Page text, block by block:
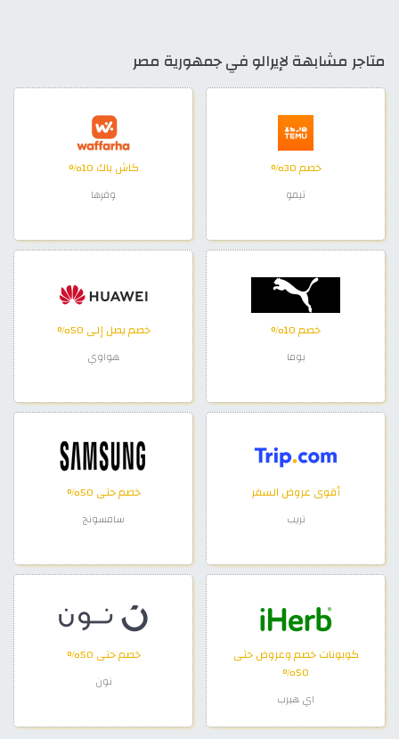
متاجر مشابهة لإيرالو في جمهورية مصر
خصم 30%
تيمو
كاش باك 10%
وفرها
خصم 10%
بوما
خصم يصل إلى 50%
هواوي
أقوى عروض السفر
تريب
خصم حتى 50%
سامسونج
كوبونات خصم وعروض حتى
50%
اي هيرب
خصم حتى 50%
نون